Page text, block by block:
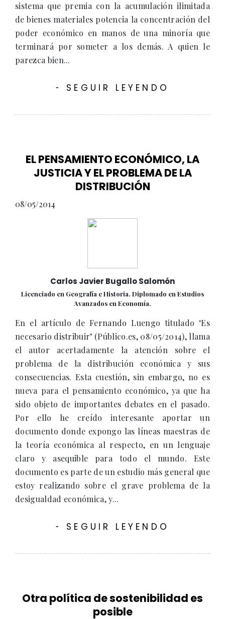
sistema que premia con la acumulación ilimitada
de bienes materiales potencia la concentración del
poder económico en manos de una minoría que
terminará por someter a los demás. A quien le
parezca bien...
- SEGUIR LEYENDO
EL PENSAMIENTO ECONÓMICO, LA
JUSTICIA Y EL PROBLEMA DE LA
DISTRIBUCIÓN
08/05/2014
Carlos Javier Bugallo Salomón
Licenciado en Geografía e Historia. Diplomado en Estudios
Avanzados en Economía.
En el artículo de Fernando Luengo titulado ‘Es
necesario distribuir’ (Público.es, 08/05/2014), llama
el autor acertadamente la atención sobre el
problema de la distribución económica y sus
consecuencias. Esta cuestión, sin embargo, no es
nueva para el pensamiento económico, ya que ha
sido objeto de importantes debates en el pasado.
Por ello he creído interesante aportar un
documento donde expongo las líneas maestras de
la teoría económica al respecto, en un lenguaje
claro y asequible para todo el mundo. Este
documento es parte de un estudio más general que
estoy realizando sobre el grave problema de la
desigualdad económica, y...
- SEGUIR LEYENDO
Otra política de sostenibilidad es
posible